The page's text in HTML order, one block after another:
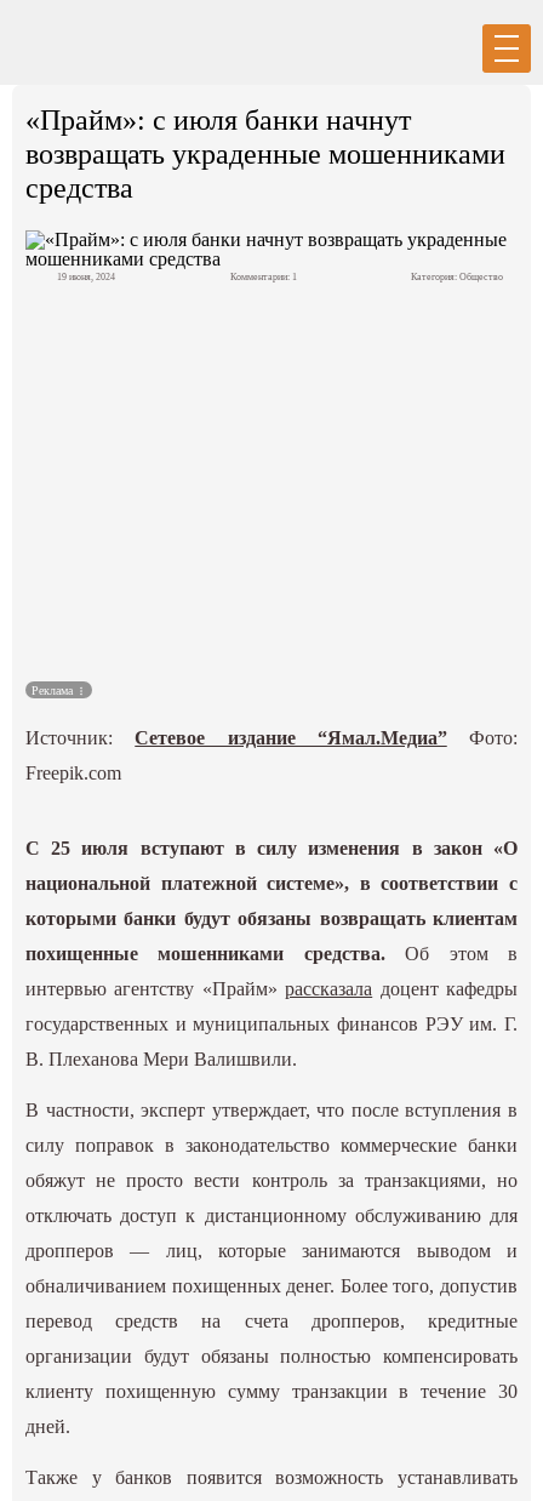
«Прайм»: с июля банки начнут
возвращать украденные мошенниками
средства
19 июня, 2024 Комментарии: 1 Категория: Общество
Реклама
Источник:Сетевое издание “Ямал.Медиа”Фото:
Freepik.com
С 25 июля вступают в силу изменения в закон «О
национальной платежной системе», в соответствии с
которыми банки будут обязаны возвращать клиентам
похищенные мошенниками средства.Об этом в
интервью агентству «Прайм»рассказала доцент кафедры
государственных и муниципальных финансов РЭУ им. Г.
В. Плеханова Мери Валишвили.
В частности, эксперт утверждает, что после вступления в
силу поправок в законодательство коммерческие банки
обяжут не просто вести контроль за транзакциями, но
отключать доступ к дистанционному обслуживанию для
дропперов — лиц, которые занимаются выводом и
обналичиванием похищенных денег. Более того, допустив
перевод средств на счета дропперов, кредитные
организации будут обязаны полностью компенсировать
клиенту похищенную сумму транзакции в течение 30
дней.
Также у банков появится возможность устанавливать